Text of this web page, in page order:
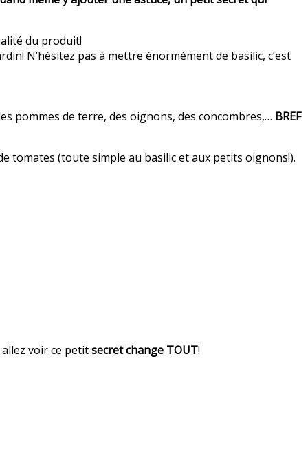
du produit!
N’hésitez pas à mettre énormément de basilic, c’est
pommes de terre, des oignons, des concombres,… BREF
tomates (toute simple au basilic et aux petits oignons!).
voir ce petitsecret change TOUT!